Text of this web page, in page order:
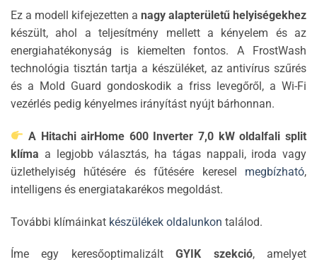
Ez a modell kifejezetten a nagy alapterületű helyiségekhez
készült, ahol a teljesítmény mellett a kényelem és az
energiahatékonyság is kiemelten fontos. A FrostWash
technológia tisztán tartja a készüléket, az antivírus szűrés
és a Mold Guard gondoskodik a friss levegőről, a Wi-Fi
vezérlés pedig kényelmes irányítást nyújt bárhonnan.
A Hitachi airHome 600 Inverter 7,0 kW oldalfali split
klíma a legjobb választás, ha tágas nappali, iroda vagy
üzlethelyiség hűtésére és fűtésére keresel megbízható,
intelligens és energiatakarékos megoldást.
További klímáinkat készülékek oldalunkon találod.
Íme egy keresőoptimalizáltGYIK szekció, amelyet